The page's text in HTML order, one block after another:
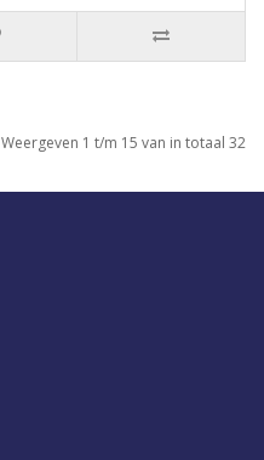
Weergeven 1 t/m 15 van in totaal 32